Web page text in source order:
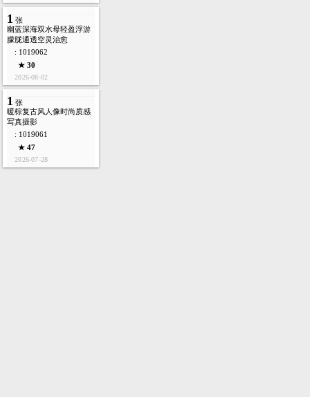
1 张
幽蓝深海双水母轻盈浮游
朦胧通透空灵治愈
: 1019062
★ 30
2026-08-02
1 张
暖棕复古风人像时尚质感
写真摄影
: 1019061
★ 47
2026-07-28